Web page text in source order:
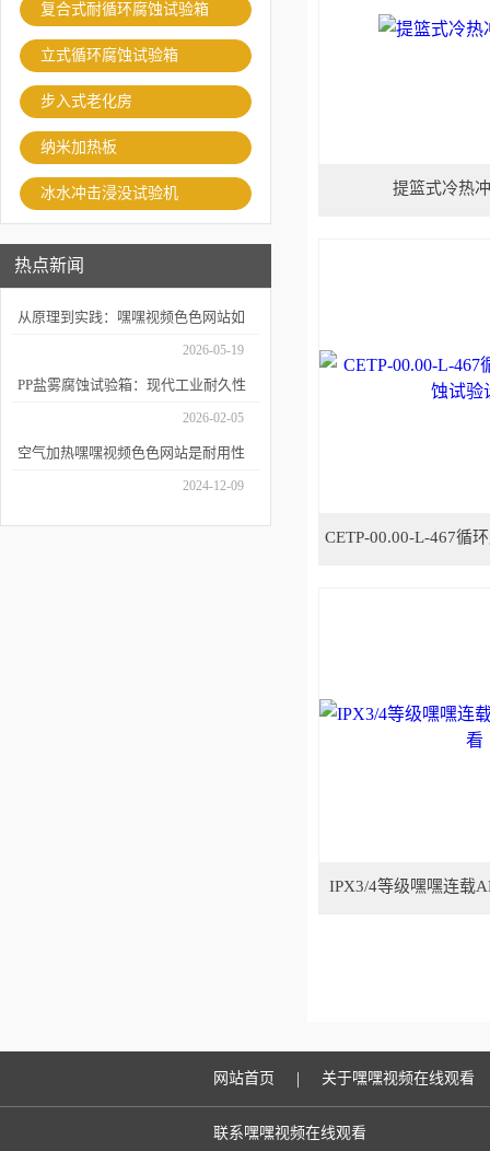
复合式耐循环腐蚀试验箱
立式循环腐蚀试验箱
步入式老化房
纳米加热板
冰水冲击浸没试验机
热点新闻
从原理到实践：嘿嘿视频色色网站如
何精准模拟海洋腐蚀环境？2026-05-19
PP盐雾腐蚀试验箱：现代工业耐久性
2026-02-05
空气加热嘿嘿视频色色网站是耐用性
2024-12-09
提篮式冷热
CETP-00.00-L-467循
IPX3/4等级嘿嘿连载
网站首页 | 关于嘿嘿视频在线观看
联系嘿嘿视频在线观看